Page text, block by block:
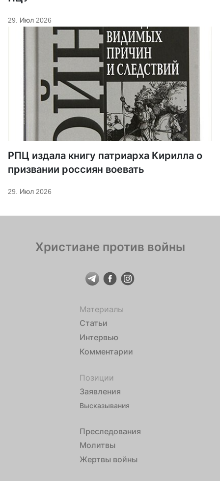
29. Июл 2026
РПЦ издала книгу патриарха Кирилла о
призвании россиян воевать
29. Июл 2026
Христиане против войны
Материалы
Статьи
Интервью
Комментарии
Позиции
Заявления
Высказывания
Преследования
Молитвы
Жертвы войны